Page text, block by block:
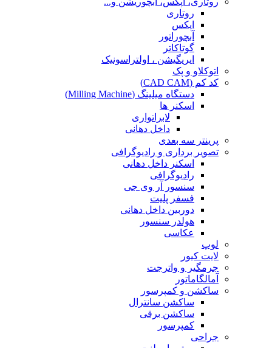
روتاری
اپکس
آبچوراتور
گوتاکاتر
ایریگیشن ، اولتراسونیک
اتوکلاو و پک
کد کم (CAD CAM)
دستگاه میلینگ (Milling Machine)
اسکنر ها
لابراتواری
داخل دهانی
پرینتر سه بعدی
تصویر برداری و رادیوگرافی
اسکنر داخل دهانی
رادیوگرافی
سنسور آر وی جی
فسفر پلیت
دوربین داخل دهانی
هولدر سنسور
عکاسی
لوپ
لایت کیور
جرمگیر و واترجت
آمالگاماتور
ساکشن و کمپرسور
ساکشن سانترال
ساکشن برقی
کمپرسور
جراحی